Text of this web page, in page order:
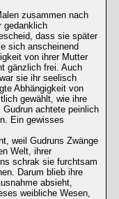
zusammen nach
gedanklich
dass sie später
sich anscheinend
von ihrer Mutter
gänzlich frei. Auch
sie ihr seelisch
Abhängigkeit von
gewählt, wie ihre
achtete peinlich
Ein gewisses
weil Gudruns Zwänge
Welt, ihrer
schrak sie furchtsam
Darum blieb ihre
absieht,
weibliche Wesen,